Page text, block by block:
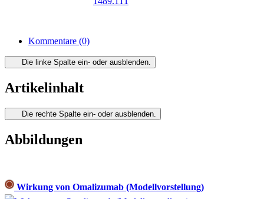
Kommentare (0)
Die linke Spalte ein- oder ausblenden.
Artikelinhalt
Die rechte Spalte ein- oder ausblenden.
Abbildungen
Wirkung von Omalizumab (Modellvorstellung)